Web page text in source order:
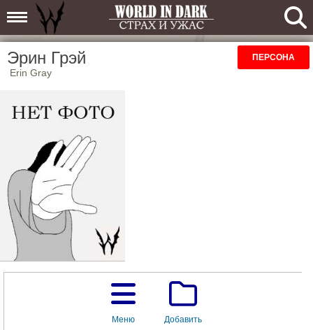
Эрин Грэй
Erin Gray
ПЕРСОНА
Меню Добавить